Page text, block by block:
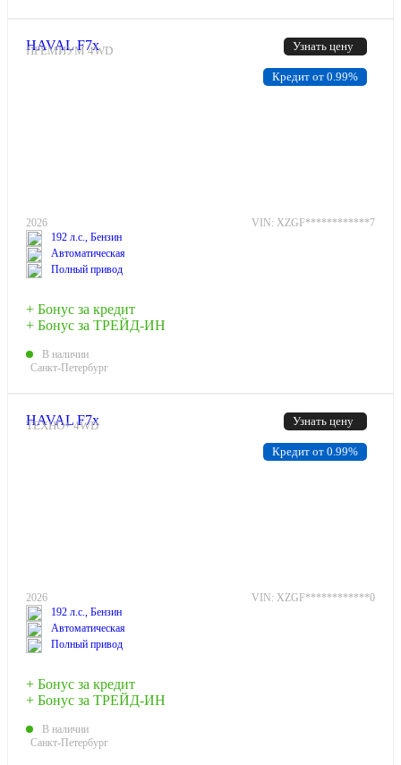
Узнать цену
HAVAL F7x
ПРЕМИУМ 4WD
2026
VIN: XZGF************7
192 л.с., Бензин
Автоматическая
Полный привод
+ Бонус за кредит
+ Бонус за ТРЕЙД-ИН
В наличии
Санкт-Петербург
Кредит от 0.99%
Узнать цену
HAVAL F7x
ТЕХНО+ 4WD
2026
VIN: XZGF************0
192 л.с., Бензин
Автоматическая
Полный привод
+ Бонус за кредит
+ Бонус за ТРЕЙД-ИН
В наличии
Санкт-Петербург
Кредит от 0.99%